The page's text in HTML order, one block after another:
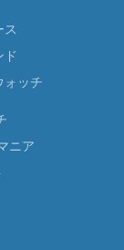
ス
ド
ォッチ
ニア